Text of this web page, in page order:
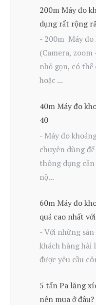
200m Máy đo
dụng rất rộng
- 200m Máy đo
(Camera,
nhỏ gọn, có
hoặc ...
40m Máy đo
40
- Máy đo
chuyên dùng
thông dụng
nộ...
60m Máy đo
quả cao nhất
- Với những
khách hàng hài
được yêu cầu
5 tấn Pa lăng
nên mua ở đâu?